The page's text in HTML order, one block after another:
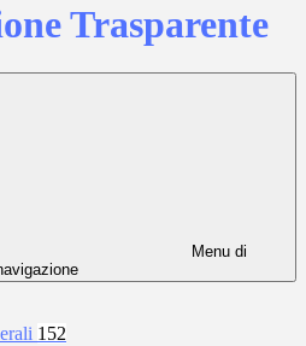
Trasparente
Menu di
152